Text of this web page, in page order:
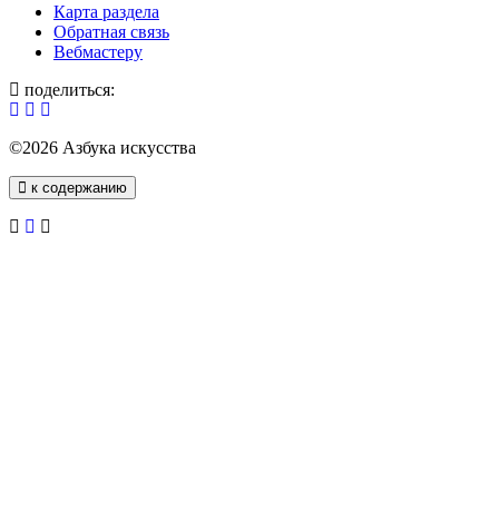
Карта раздела
Обратная связь
Вебмастеру
поделиться:
©2026 Азбука искусства
к содержанию